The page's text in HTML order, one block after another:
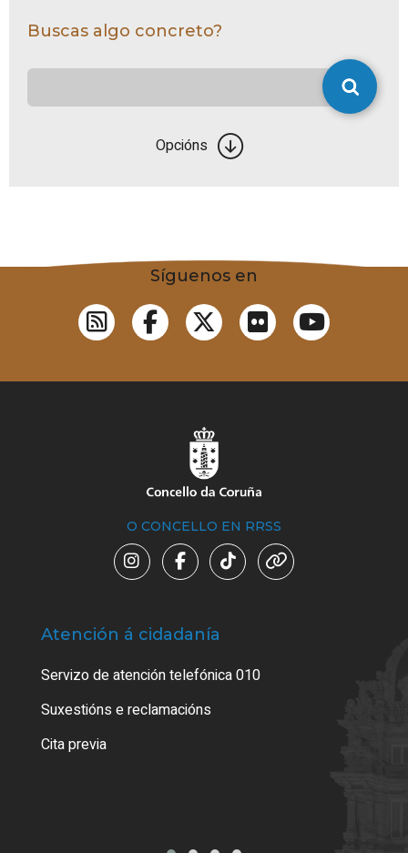
Buscas algo concreto?
Opcións
Síguenos en
O CONCELLO EN RRSS
Atención á cidadanía
Servizo de atención telefónica 010
Suxestións e reclamacións
Cita previa